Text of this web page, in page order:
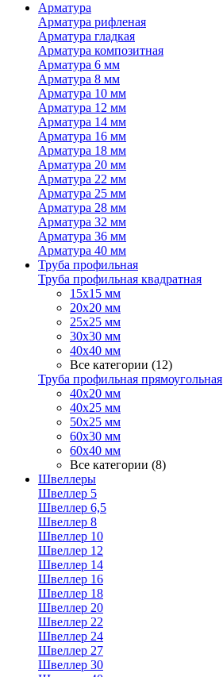
Арматура
Арматура рифленая
Арматура гладкая
Арматура композитная
Арматура 6 мм
Арматура 8 мм
Арматура 10 мм
Арматура 12 мм
Арматура 14 мм
Арматура 16 мм
Арматура 18 мм
Арматура 20 мм
Арматура 22 мм
Арматура 25 мм
Арматура 28 мм
Арматура 32 мм
Арматура 36 мм
Арматура 40 мм
Труба профильная
Труба профильная квадратная
15х15 мм
20х20 мм
25х25 мм
30х30 мм
40х40 мм
Все категории (12)
Труба профильная прямоугольная
40х20 мм
40х25 мм
50х25 мм
60х30 мм
60х40 мм
Все категории (8)
Швеллеры
Швеллер 5
Швеллер 6,5
Швеллер 8
Швеллер 10
Швеллер 12
Швеллер 14
Швеллер 16
Швеллер 18
Швеллер 20
Швеллер 22
Швеллер 24
Швеллер 27
Швеллер 30